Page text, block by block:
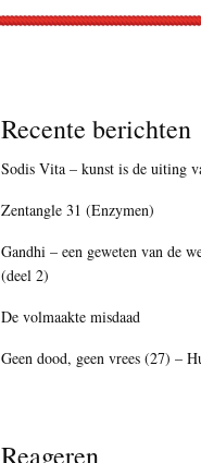
Recente berichten
Sodis Vita – kunst is de uiting
Zentangle 31 (Enzymen)
Gandhi – een geweten van de
(deel 2)
De volmaakte misdaad
Geen dood, geen vrees (27) –
Reageren